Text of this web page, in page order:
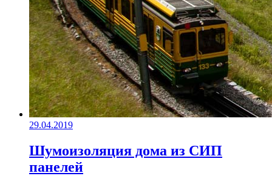
29.04.2019
Шумоизоляция дома из СИП
панелей